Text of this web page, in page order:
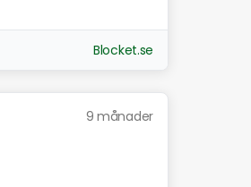
Blocket.se
9 månader